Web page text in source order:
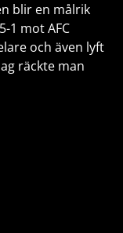
blir en målrik
1 mot AFC
och även lyft
räckte man